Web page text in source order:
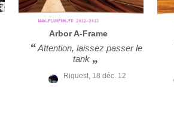
Arbor A-Frame
Attention, laissez passer le
tank
Riquest, 18 déc. 12